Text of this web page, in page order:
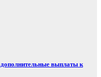
выплаты к